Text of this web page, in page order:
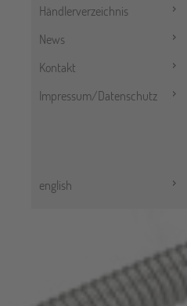
Händlerverzeichnis
News
Kontakt
Impressum/Datenschutz
english